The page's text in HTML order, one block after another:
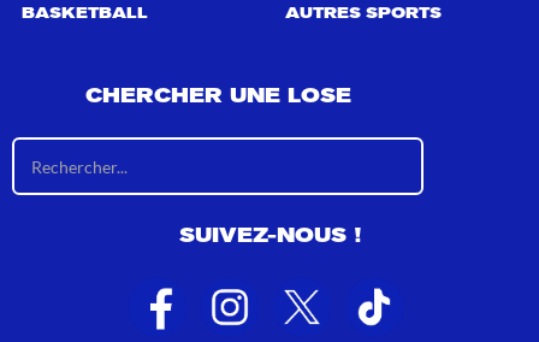
BASKETBALL
AUTRES SPORTS
CHERCHER UNE LOSE
s
l
t
s
SUIVEZ-NOUS !